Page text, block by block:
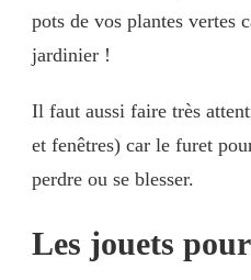
pots de vos plantes vertes
jardinier !
Il faut aussi faire très
et fenêtres) car le furet
perdre ou se blesser.
Les jouets